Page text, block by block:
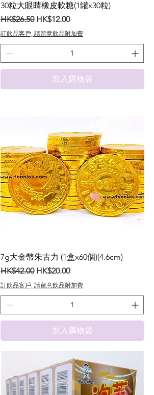
30粒大眼睛橡皮軟糖(1罐x30粒)
一般價格
HK$26.50 促銷價格
HK$12.00
訂飲品客戶, 請留意飲品附加費
加入購物袋
7g大金幣朱古力 (1盒x60個)(4.6cm)
一般價格
HK$42.00 促銷價格
HK$20.00
訂飲品客戶, 請留意飲品附加費
加入購物袋